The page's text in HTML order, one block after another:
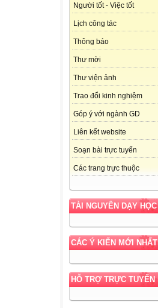
Người tốt - Việc tốt
Lịch công tác
Thông báo
Thư mời
Thư viện ảnh
Trao đổi kinh nghiệm
Góp ý với ngành GD
Liên kết website
Soạn bài trực tuyến
Các trang trực thuộc
TÀI NGUYÊN DẠY HỌC
CÁC Ý KIẾN MỚI NHẤT
HỖ TRỢ TRỰC TUYẾN